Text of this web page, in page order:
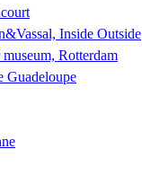
Inside Outside
Rotterdam
Guadeloupe